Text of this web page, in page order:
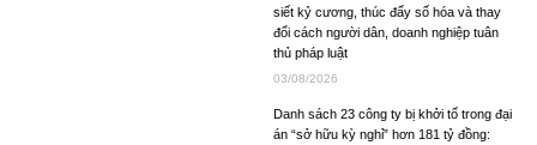
siết kỷ cương, thúc đẩy số hóa và thay
đổi cách người dân, doanh nghiệp tuân
thủ pháp luật
03/08/2026
Danh sách 23 công ty bị khởi tố trong đại
án “sở hữu kỳ nghỉ” hơn 181 tỷ đồng: